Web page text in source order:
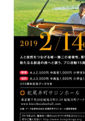
ギャラリー
日々のレポート
Specials
プロフィール